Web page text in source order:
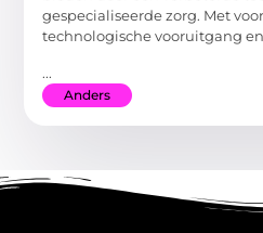
gespecialiseerde zorg. Met
technologische vooruitgang en
...
Anders